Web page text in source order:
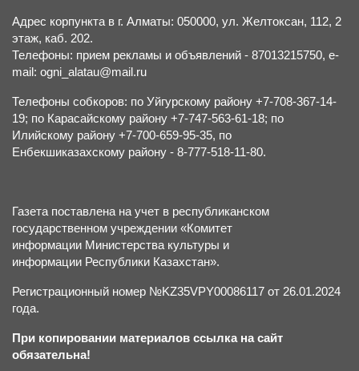
Адрес корпункта в г. Алматы: 050000, ул. Желтоксан, 112, 2
этаж, каб. 202.
Телефоны: прием рекламы и объявлений - 87013215750, e-
mail: ogni_alatau@mail.ru
Телефоны собкоров: по Уйгурскому району +7-708-367-14-
19; по Карасайскому району +7-747-563-61-18; по
Илийскому району +7-700-659-95-35, по
Енбекшиказахскому району - 8-777-518-11-80.
Газета поставлена на учет в республиканском
государственном учреждении «Комитет
информации Министерства культуры и
информации Республики Казахстан».
Регистрационный номер №KZ35VPY00086117 от 26.01.2024
года.
При копировании материалов ссылка на сайт
обязательна!